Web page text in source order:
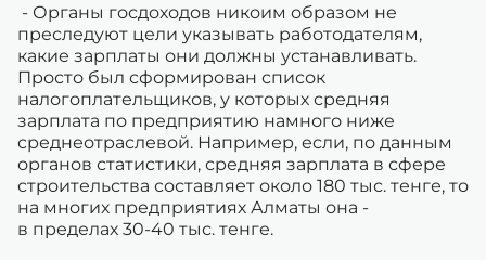
- Органы госдоходов никоим образом не
преследуют цели указывать работодателям,
какие зарплаты они должны устанавливать.
Просто был сформирован список
налогоплательщиков, у которых средняя
зарплата по предприятию намного ниже
среднеотраслевой. Например, если, по данным
органов статистики, средняя зарплата в сфере
строительства составляет около 180 тыс. тенге, то
на многих предприятиях Алматы она -
в пределах 30-40 тыс. тенге.